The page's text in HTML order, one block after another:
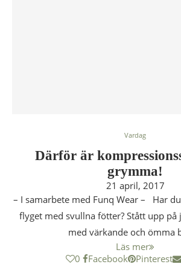
Vardag
Därför är
grymma!
21 april, 2017
– I samarbete med Funq Wear – Har
flyget med svullna fötter? Stått upp på
med värkande och ömma
Läs mer
0
Facebook Pinterest